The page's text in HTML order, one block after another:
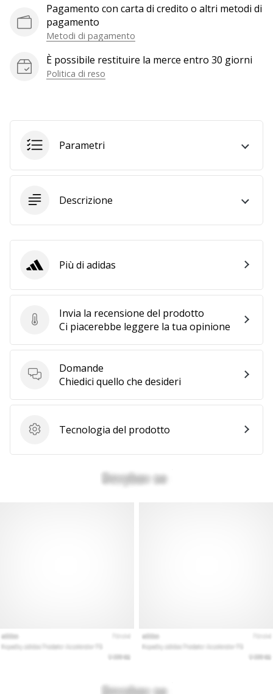
noi
come
Ambassador.
tutti gli
articoli
Pagamento con carta di credito o altri metodi di
pagamento
Metodi di pagamento
È possibile restituire la merce entro 30 giorni
Politica di reso
Parametri
Descrizione
Invia la recensione del prodotto
Invia la recensione del prodotto
Ci piacerebbe leggere la tua opinione
Domande
Domande
Chiedici quello che desideri
Tecnologia del prodotto
Tecnologia del prodotto
adidasPiù di adidas